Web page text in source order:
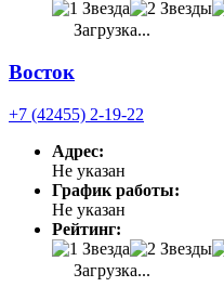
Загрузка...
Восток
+7 (42455) 2-19-22
Адрес:
Не указан
График работы:
Не указан
Рейтинг:
Загрузка...